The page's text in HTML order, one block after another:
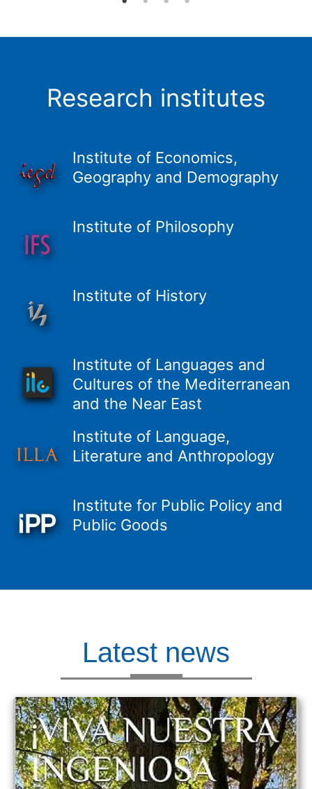
Research institutes
Institute of Economics,
Geography and Demography
Institute of Philosophy
Institute of History
Institute of Languages and
Cultures of the Mediterranean
and the Near East
Institute of Language,
Literature and Anthropology
Institute for Public Policy and
Public Goods
Latest news